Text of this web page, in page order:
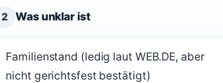
2 Was unklar ist
Familienstand (ledig laut WEB.DE, aber
nicht gerichtsfest bestätigt)